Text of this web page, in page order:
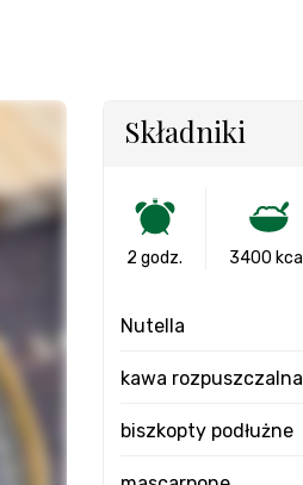
Składniki
2 godz. 3400 kcal
Nutella
kawa rozpuszczalna
biszkopty podłużne